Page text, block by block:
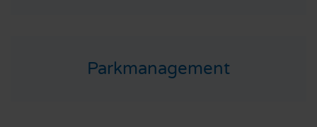
Parkmanagement